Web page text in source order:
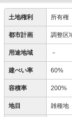
土地権利 所有権
都市計画 調整区
用途地域 －
建ぺい率 60%
容積率 200%
地目 雑種地